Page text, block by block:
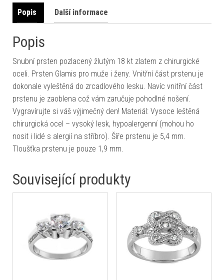
Popis Další informace
Popis
Snubní prsten pozlacený žlutým 18 kt zlatem z chirurgické
oceli. Prsten Glamis pro muže i ženy. Vnitřní část prstenu je
dokonale vyleštěná do zrcadlového lesku. Navíc vnitřní část
prstenu je zaoblena což vám zaručuje pohodlné nošení.
Vygravírujte si váš výjimečný den! Materiál: Vysoce leštěná
chirurgická ocel – vysoký lesk, hypoalergenní (mohou ho
nosit i lidé s alergií na stříbro). Šíře prstenu je 5,4 mm.
Tloušťka prstenu je pouze 1,9 mm.
Související produkty